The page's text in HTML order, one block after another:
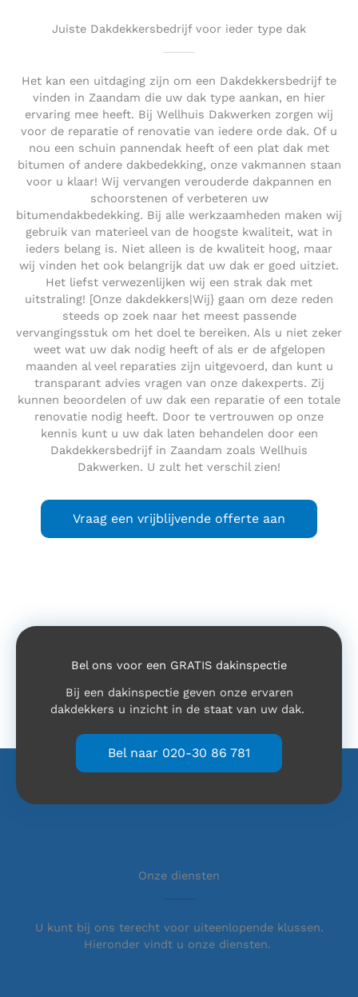
Juiste Dakdekkersbedrijf voor ieder type dak
Het kan een uitdaging zijn om een Dakdekkersbedrijf te
vinden in Zaandam die uw dak type aankan, en hier
ervaring mee heeft. Bij Wellhuis Dakwerken zorgen wij
voor de reparatie of renovatie van iedere orde dak. Of u
nou een schuin pannendak heeft of een plat dak met
bitumen of andere dakbedekking, onze vakmannen staan
voor u klaar! Wij vervangen verouderde dakpannen en
schoorstenen of verbeteren uw
bitumendakbedekking. Bij alle werkzaamheden maken wij
gebruik van materieel van de hoogste kwaliteit, wat in
ieders belang is. Niet alleen is de kwaliteit hoog, maar
wij vinden het ook belangrijk dat uw dak er goed uitziet.
Het liefst verwezenlijken wij een strak dak met
uitstraling! [Onze dakdekkers|Wij} gaan om deze reden
steeds op zoek naar het meest passende
vervangingsstuk om het doel te bereiken. Als u niet zeker
weet wat uw dak nodig heeft of als er de afgelopen
maanden al veel reparaties zijn uitgevoerd, dan kunt u
transparant advies vragen van onze dakexperts. Zij
kunnen beoordelen of uw dak een reparatie of een totale
renovatie nodig heeft. Door te vertrouwen op onze
kennis kunt u uw dak laten behandelen door een
Dakdekkersbedrijf in Zaandam zoals Wellhuis
Dakwerken. U zult het verschil zien!
Vraag een vrijblijvende offerte aan
Bel ons voor een GRATIS dakinspectie
Bij een dakinspectie geven onze ervaren
dakdekkers u inzicht in de staat van uw dak.
Bel naar 020-30 86 781
Onze diensten
U kunt bij ons terecht voor uiteenlopende klussen.
Hieronder vindt u onze diensten.